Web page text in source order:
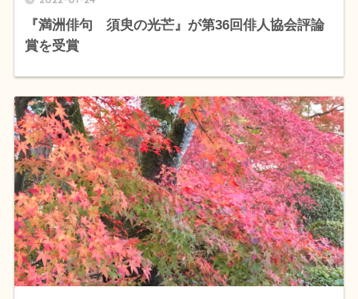
『満洲俳句 須臾の光芒』が第36回俳人協会評論
賞を受賞